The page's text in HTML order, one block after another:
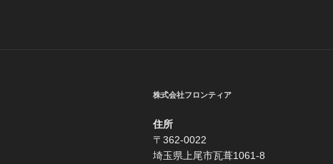
ー
シ
ョ
株式会社フロンティア
住所
〒362-0022
埼玉県上尾市瓦葺1061-8